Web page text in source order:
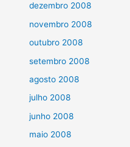
dezembro 2008
novembro 2008
outubro 2008
setembro 2008
agosto 2008
julho 2008
junho 2008
maio 2008